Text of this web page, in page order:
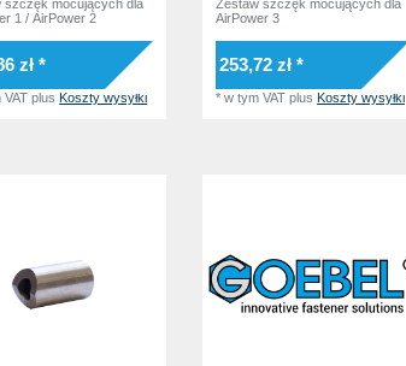
szczęk mocujących dla
1 / AirPower 2
zł *
VAT plusKoszty wysyłki
Zestaw szczęk mocujących dla
AirPower 3
253,72 zł *
* w tym VATplus Koszty wysyłki